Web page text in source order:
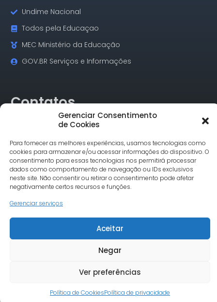
Gerenciar Consentimento
de Cookies
Para fornecer as melhores experiências, usamos tecnologias como
cookies para armazenar e/ou acessar informações do dispositivo. O
consentimento para essas tecnologias nos permitirá processar
dados como comportamento de navegação ou IDs exclusivos
neste site. Não consentir ou retirar o consentimento pode afetar
negativamente certos recursos e funções.
Gerenciar serviços
Aceitar
Negar
Ver preferências
Política de CookiesPolítica de privacidade
Undime Nacional
Todos pela Educaçao
MEC Ministério da Educação
GOV.BR Serviços e Informações
Contatos
Rua Alagoas, 730 Sala 18 Funcionários Cep: 30.130-160
Tel.: (31) 3342-1748
comunicacao@undimemg.org.br
© Undime MG todos os direitos reservados. Site desenvolvido
por Severo7